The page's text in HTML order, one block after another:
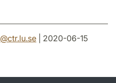
@ctr.lu.se | 2020-06-15